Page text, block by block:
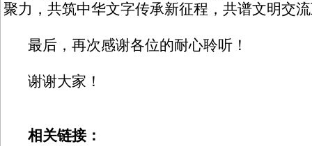
聚力，共筑中华文字传承新征程，共谱文明交
最后，再次感谢各位的耐心聆听！
谢谢大家！
相关链接：